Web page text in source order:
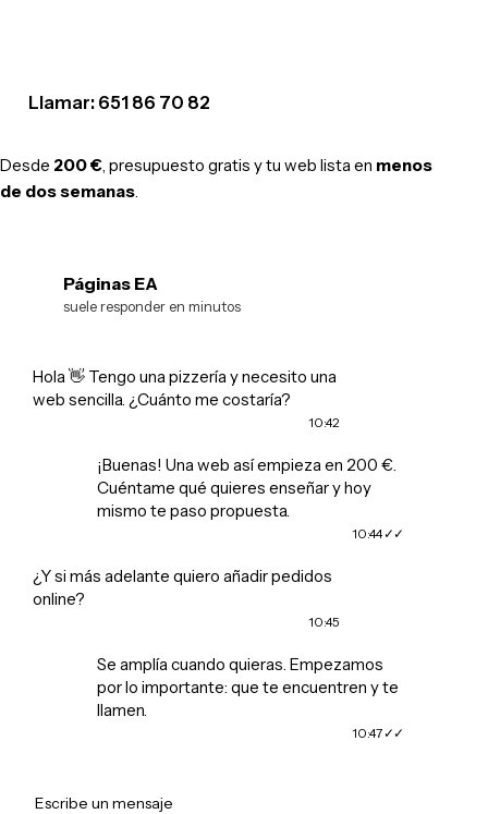
Llamar: 651 86 70 82
Desde 200 €, presupuesto gratis y tu web lista en menos
de dos semanas.
Páginas EA
suele responder en minutos
Hola 👋 Tengo una pizzería y necesito una
web sencilla. ¿Cuánto me costaría?
10:42
¡Buenas! Una web así empieza en 200 €.
Cuéntame qué quieres enseñar y hoy
mismo te paso propuesta.
10:44
¿Y si más adelante quiero añadir pedidos
online?
10:45
Se amplía cuando quieras. Empezamos
por lo importante: que te encuentren y te
llamen.
10:47
Escribe un mensaje